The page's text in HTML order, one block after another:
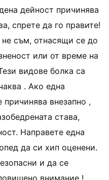
дейност причинява
спрете да го правите!
не съм, отнасящи се до
или от време на
видове болка са
. Ако една
причинява внезапно ,
става,
Направете една
да си хип оценени.
и да се
внимание !